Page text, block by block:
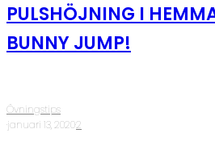
PULSHÖJNING I
BUNNY JUMP!
Övningstips
·januari 13, 2020·2